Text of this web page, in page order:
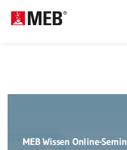
MEB Wissen Online-